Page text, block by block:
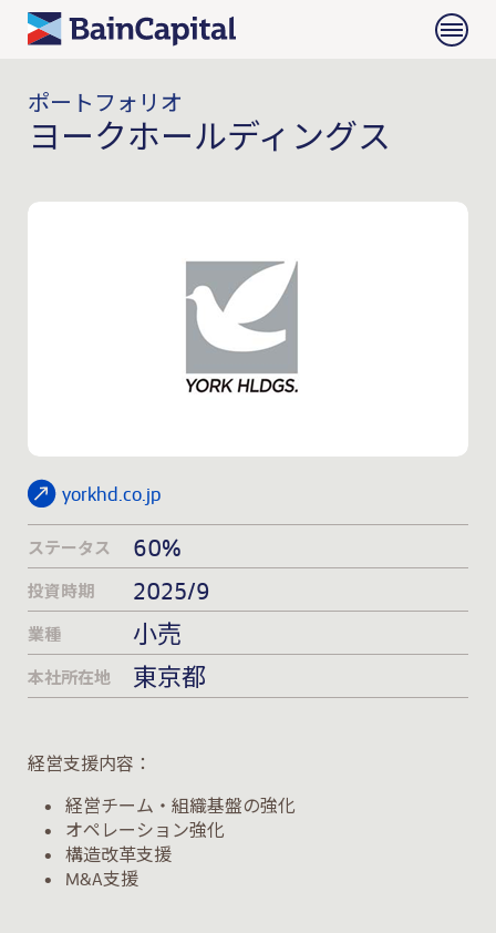
ポートフォリオ
ヨークホールディングス
yorkhd.co.jp
ステータス 60%
投資時期 2025/9
業種 小売
本社所在地 東京都
経営支援内容：
• 経営チーム・組織基盤の強化
• オペレーション強化
• 構造改革支援
• M&A支援